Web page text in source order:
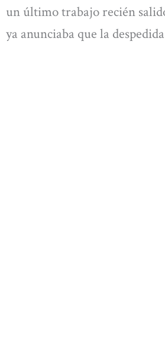
un último trabajo recién
ya anunciaba que la